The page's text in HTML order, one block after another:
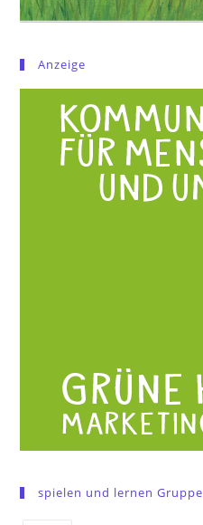
Anzeige
spielen und lernen Gruppe